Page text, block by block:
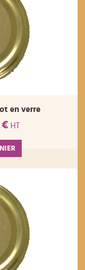
en verre
€ HT